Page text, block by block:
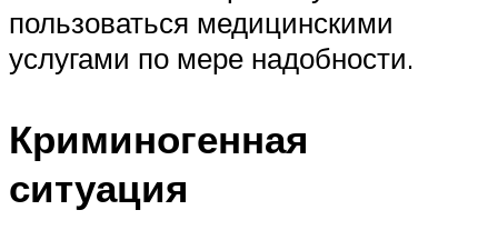
пользоваться медицинскими
услугами по мере надобности.
Криминогенная
ситуация